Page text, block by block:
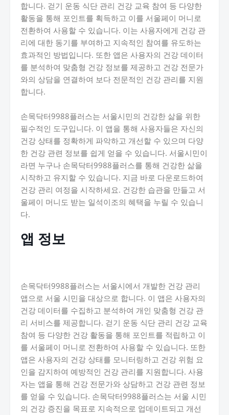
합니다. 걷기 운동 식단 관리 건강 교육 참여 등 다양한
활동을 통해 포인트를 획득하고 이를 서울페이 머니로
전환하여 사용할 수 있습니다. 이는 사용자에게 건강 관
리에 대한 동기를 부여하고 지속적인 참여를 유도하는
효과적인 방법입니다. 또한 앱은 사용자의 건강 데이터
를 분석하여 맞춤형 건강 정보를 제공하고 건강 전문가
와의 상담을 연결하여 보다 전문적인 건강 관리를 지원
합니다.
손목닥터9988플러스는 서울시민의 건강한 삶을 위한
필수적인 도구입니다. 이 앱을 통해 사용자들은 자신의
건강 상태를 정확하게 파악하고 개선할 수 있으며 다양
한 건강 관련 정보를 쉽게 얻을 수 있습니다. 서울시민이
라면 누구나 손목닥터9988플러스를 통해 건강한 삶을
시작하고 유지할 수 있습니다. 지금 바로 다운로드하여
건강 관리 여정을 시작하세요. 건강한 습관을 만들고 서
울페이 머니도 받는 일석이조의 혜택을 누릴 수 있습니
다.
앱 정보
손목닥터9988플러스는 서울시에서 개발한 건강 관리
앱으로 서울 시민을 대상으로 합니다. 이 앱은 사용자의
건강 데이터를 수집하고 분석하여 개인 맞춤형 건강 관
리 서비스를 제공합니다. 걷기 운동 식단 관리 건강 교육
참여 등 다양한 건강 활동을 통해 포인트를 적립하고 이
를 서울페이 머니로 전환하여 사용할 수 있습니다. 또한
앱은 사용자의 건강 상태를 모니터링하고 건강 위험 요
인을 감지하여 예방적인 건강 관리를 지원합니다. 사용
자는 앱을 통해 건강 전문가와 상담하고 건강 관련 정보
를 얻을 수 있습니다. 손목닥터9988플러스는 서울 시민
의 건강 증진을 목표로 지속적으로 업데이트되고 개선